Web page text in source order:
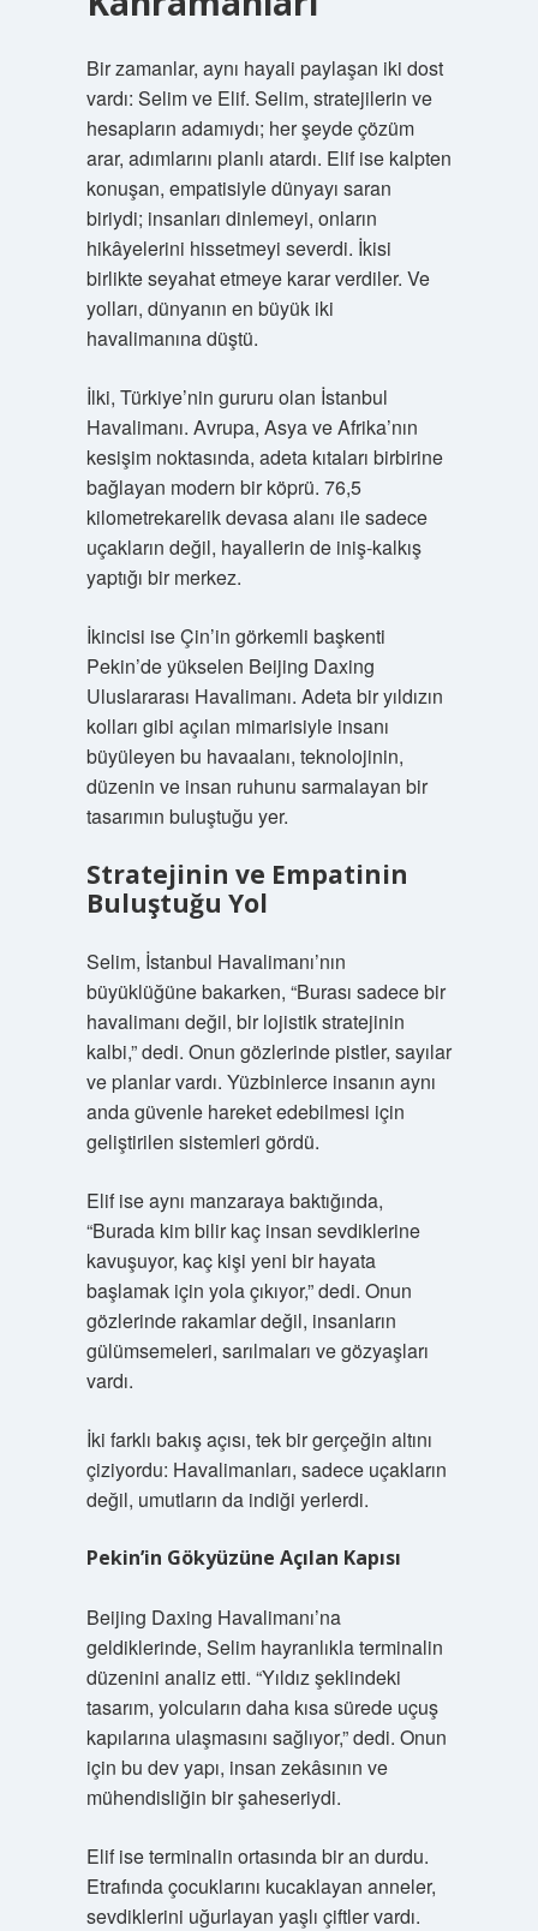
Bir zamanlar, aynı hayali paylaşan iki dost
vardı: Selim ve Elif. Selim, stratejilerin ve
hesapların adamıydı; her şeyde çözüm
arar, adımlarını planlı atardı. Elif ise kalpten
konuşan, empatisiyle dünyayı saran
biriydi; insanları dinlemeyi, onların
hikâyelerini hissetmeyi severdi. İkisi
birlikte seyahat etmeye karar verdiler. Ve
yolları, dünyanın en büyük iki
havalimanına düştü.
İlki, Türkiye’nin gururu olan İstanbul
Havalimanı. Avrupa, Asya ve Afrika’nın
kesişim noktasında, adeta kıtaları birbirine
bağlayan modern bir köprü. 76,5
kilometrekarelik devasa alanı ile sadece
uçakların değil, hayallerin de iniş-kalkış
yaptığı bir merkez.
İkincisi ise Çin’in görkemli başkenti
Pekin’de yükselen Beijing Daxing
Uluslararası Havalimanı. Adeta bir yıldızın
kolları gibi açılan mimarisiyle insanı
büyüleyen bu havaalanı, teknolojinin,
düzenin ve insan ruhunu sarmalayan bir
tasarımın buluştuğu yer.
Stratejinin ve Empatinin
Buluştuğu Yol
Selim, İstanbul Havalimanı’nın
büyüklüğüne bakarken, “Burası sadece bir
havalimanı değil, bir lojistik stratejinin
kalbi,” dedi. Onun gözlerinde pistler, sayılar
ve planlar vardı. Yüzbinlerce insanın aynı
anda güvenle hareket edebilmesi için
geliştirilen sistemleri gördü.
Elif ise aynı manzaraya baktığında,
“Burada kim bilir kaç insan sevdiklerine
kavuşuyor, kaç kişi yeni bir hayata
başlamak için yola çıkıyor,” dedi. Onun
gözlerinde rakamlar değil, insanların
gülümsemeleri, sarılmaları ve gözyaşları
vardı.
İki farklı bakış açısı, tek bir gerçeğin altını
çiziyordu: Havalimanları, sadece uçakların
değil, umutların da indiği yerlerdi.
Pekin’in Gökyüzüne Açılan Kapısı
Beijing Daxing Havalimanı’na
geldiklerinde, Selim hayranlıkla terminalin
düzenini analiz etti. “Yıldız şeklindeki
tasarım, yolcuların daha kısa sürede uçuş
kapılarına ulaşmasını sağlıyor,” dedi. Onun
için bu dev yapı, insan zekâsının ve
mühendisliğin bir şaheseriydi.
Elif ise terminalin ortasında bir an durdu.
Etrafında çocuklarını kucaklayan anneler,
sevdiklerini uğurlayan yaşlı çiftler vardı.